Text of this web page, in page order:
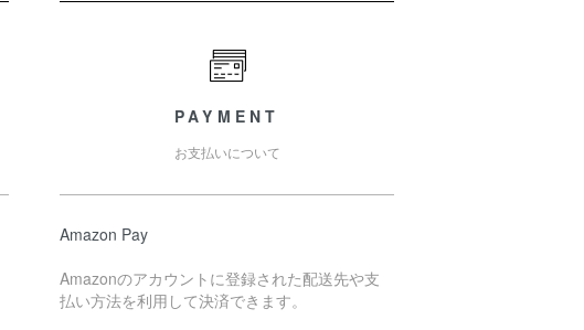
PAYMENT
お支払いについて
Amazon Pay
Amazonのアカウントに登録された配送先や支
払い方法を利用して決済できます。